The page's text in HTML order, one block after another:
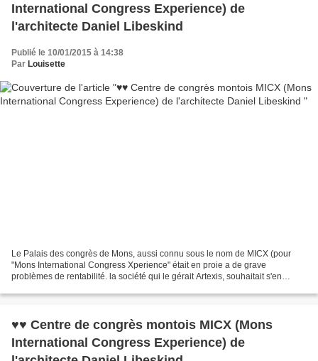
International Congress Experience) de
l'architecte Daniel Libeskind
Publié le 10/01/2015 à 14:38
Par Louisette
Le Palais des congrès de Mons, aussi connu sous le nom de MICX (pour
"Mons International Congress Xperience" était en proie a de grave
problèmes de rentabilité. la société qui le gérait Artexis, souhaitait s'en
♥♥ Centre de congrès montois MICX (Mons
International Congress Experience) de